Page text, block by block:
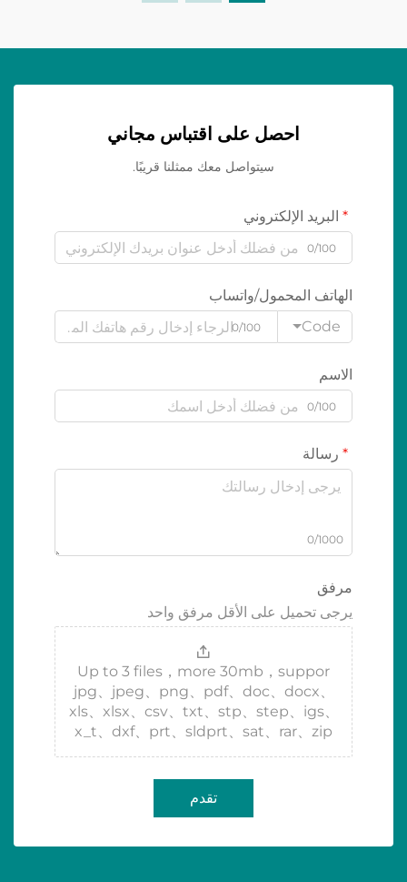
احصل على اقتباس مجاني
سيتواصل معك ممثلنا قريبًا.
البريد الإلكتروني
0/100
الهاتف المحمول/واتساب
Code
0/100
الاسم
0/100
رسالة
0/1000
مرفق
يرجى تحميل على الأقل مرفق واحد
Up to 3 files，more 30mb，suppor
jpg、jpeg、png、pdf、doc、docx、
xls、xlsx、csv、txt、stp、step、igs、
x_t、dxf、prt、sldprt、sat、rar、zip
تقدم